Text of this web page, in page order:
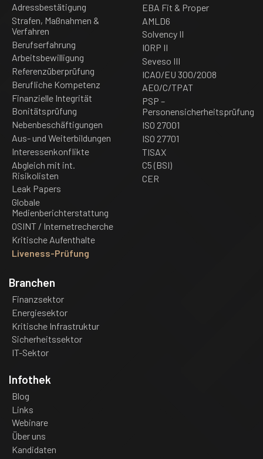
Adressbestätigung
Strafen, Maßnahmen &
Verfahren
Berufserfahrung
Arbeitsbewilligung
Referenzüberprüfung
Berufliche Kompetenz
Finanzielle Integrität
Bonitätsprüfung
Nebenbeschäftigungen
Aus- und Weiterbildungen
Interessenkonflikte
Abgleich mit int.
Risikolisten
Leak Papers
Globale
Medienberichterstattung
OSINT / Internetrecherche
Kritische Aufenthalte
Liveness-Prüfung
EBA Fit & Proper
AMLD6
Solvency II
IORP II
Seveso III
ICAO/EU 300/2008
AEO/C/TPAT
PSP –
Personensicherheitsprüfung
ISO 27001
ISO 27701
TISAX
C5 (BSI)
CER
Branchen
Finanzsektor
Energiesektor
Kritische Infrastruktur
Sicherheitssektor
IT-Sektor
Infothek
Blog
Links
Webinare
Über uns
Kandidaten